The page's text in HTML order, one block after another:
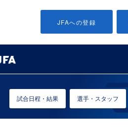
JFAへの登録
試合日程・結果 選手・スタッフ